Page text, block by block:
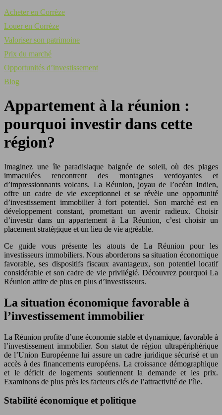
Acheter en Corrèze
Louer en Corrèze
Valoriser son patrimoine
Prix du marché
Opportunités d’investissement
Blog
Appartement à la réunion :
pourquoi investir dans cette
région?
Imaginez une île paradisiaque baignée de soleil, où des plages
immaculées rencontrent des montagnes verdoyantes et
d’impressionnants volcans. La Réunion, joyau de l’océan Indien,
offre un cadre de vie exceptionnel et se révèle une opportunité
d’investissement immobilier à fort potentiel. Son marché est en
développement constant, promettant un avenir radieux. Choisir
d’investir dans un appartement à La Réunion, c’est choisir un
placement stratégique et un lieu de vie agréable.
Ce guide vous présente les atouts de La Réunion pour les
investisseurs immobiliers. Nous aborderons sa situation économique
favorable, ses dispositifs fiscaux avantageux, son potentiel locatif
considérable et son cadre de vie privilégié. Découvrez pourquoi La
Réunion attire de plus en plus d’investisseurs.
La situation économique favorable à
l’investissement immobilier
La Réunion profite d’une économie stable et dynamique, favorable à
l’investissement immobilier. Son statut de région ultrapériphérique
de l’Union Européenne lui assure un cadre juridique sécurisé et un
accès à des financements européens. La croissance démographique
et le déficit de logements soutiennent la demande et les prix.
Examinons de plus près les facteurs clés de l’attractivité de l’île.
Stabilité économique et politique